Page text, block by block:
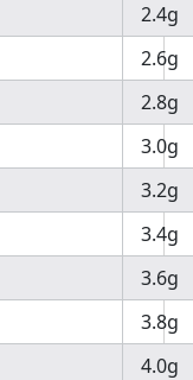
2.4g
2.6g
2.8g
3.0g
3.2g
3.4g
3.6g
3.8g
4.0g